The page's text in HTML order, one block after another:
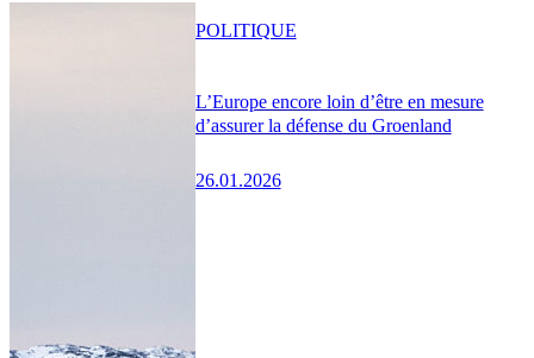
L’Europe encore loin d’être en mesure
d’assurer la défense du Groenland
26.01.2026
POLITIQUE